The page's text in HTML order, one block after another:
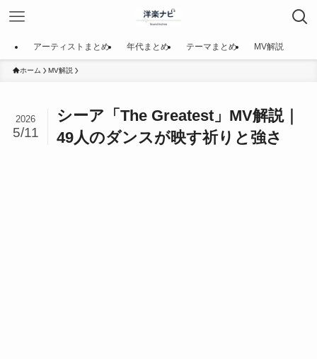
アーティストまとめ 年代まとめ テーマまとめ MV解説
ホーム MV解説
シーア「The Greatest」MV解説｜
49人のダンスが映す祈りと強さ
2026
5/11